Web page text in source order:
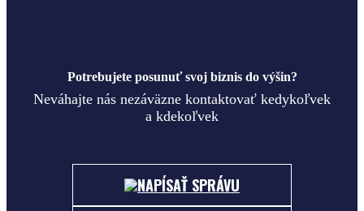
Potrebujete posunuť svoj biznis do výšin?
Neváhajte nás nezáväzne kontaktovať kedykoľvek
a kdekoľvek
NAPÍSAŤ SPRÁVU